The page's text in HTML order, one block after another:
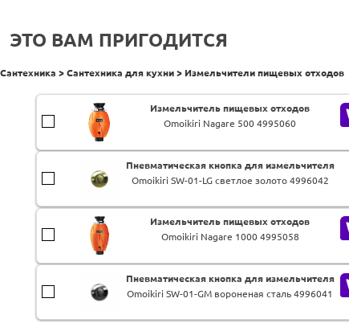
ЭТО ВАМ ПРИГОДИТСЯ
Сантехника > Сантехника для кухни > Измельчители пищевых отходов
Измельчитель пищевых отходов
Omoikiri Nagare 500 4995060
Пневматическая кнопка для измельчителя
Omoikiri SW-01-LG светлое золото 4996042
Измельчитель пищевых отходов
Omoikiri Nagare 1000 4995058
Пневматическая кнопка для измельчителя
Omoikiri SW-01-GM вороненая сталь 4996041